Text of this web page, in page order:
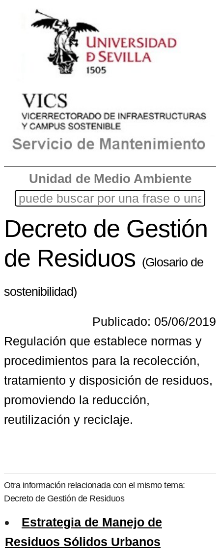
Unidad de Medio Ambiente
Decreto de Gestión
de Residuos (Glosario de
sostenibilidad)
Publicado: 05/06/2019
Regulación que establece normas y
procedimientos para la recolección,
tratamiento y disposición de residuos,
promoviendo la reducción,
reutilización y reciclaje.
Otra información relacionada con el mismo tema:
Decreto de Gestión de Residuos
Estrategia de Manejo de
Residuos Sólidos Urbanos